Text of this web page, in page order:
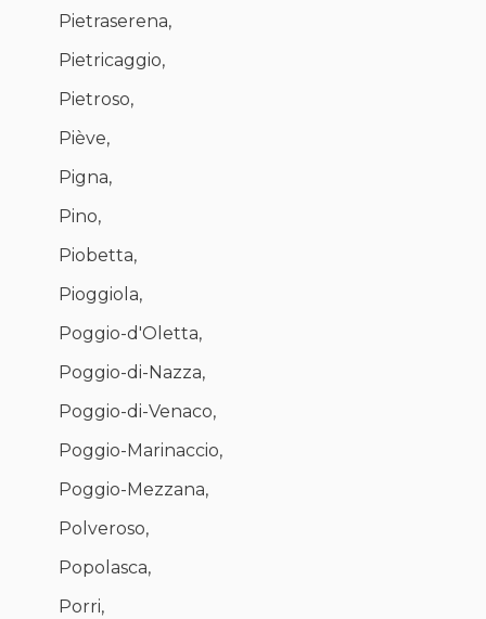
Pietraserena,
Pietricaggio,
Pietroso,
Piève,
Pigna,
Pino,
Piobetta,
Pioggiola,
Poggio-d'Oletta,
Poggio-di-Nazza,
Poggio-di-Venaco,
Poggio-Marinaccio,
Poggio-Mezzana,
Polveroso,
Popolasca,
Porri,